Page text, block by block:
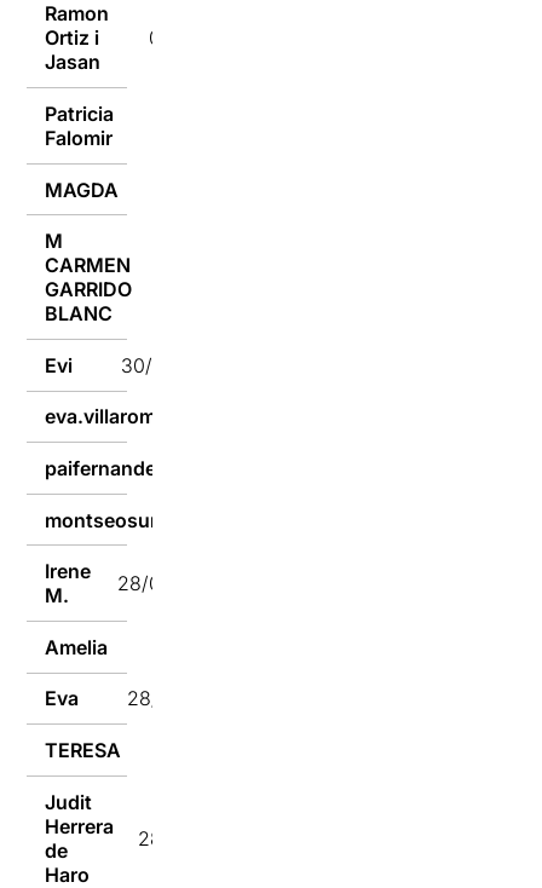
Ramon
Ortiz i
Jasan
02/04/2024
Patricia
Falomir
MAGDA
M
CARMEN
GARRIDO
BLANC
Evi 30/03/2024
eva.villarom
paifernandez1974
montseosuna
Irene
M.
28/03/2024
Amelia
Eva 28/03/2024
TERESA
Judit
Herrera
de
Haro
28/03/2024